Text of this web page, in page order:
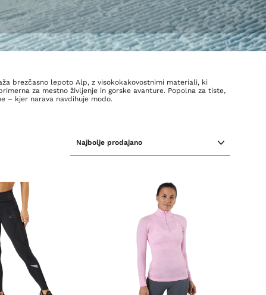
brezčasno lepoto Alp, z visokokakovostnimi materiali, ki
za mestno življenje in gorske avanture. Popolna za tiste,
– kjer narava navdihuje modo.